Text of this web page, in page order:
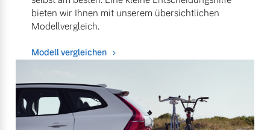
bieten wir Ihnen mit unserem übersichtlichen
Modellvergleich.
Modell vergleichen